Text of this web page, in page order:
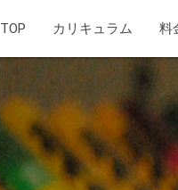
TOP カリキュラム 料